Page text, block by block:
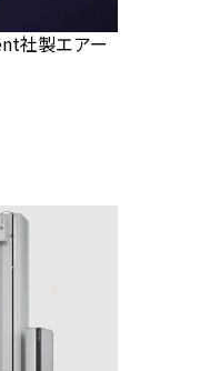
社製エアー